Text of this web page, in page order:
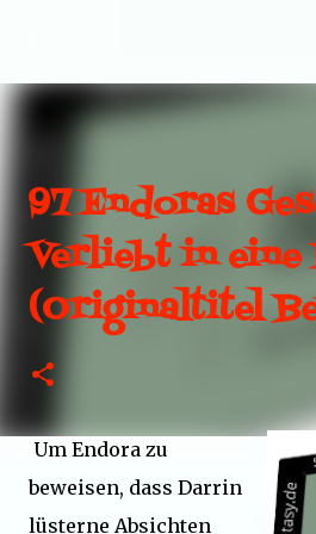
97 Endoras
Verliebt in eine
(Originaltitel
Um Endora zu
beweisen, dass Darrin
lüsterne Absichten